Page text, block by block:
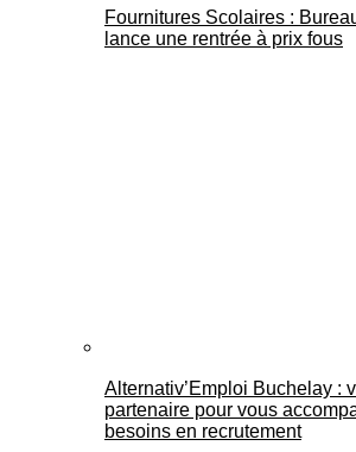
Fournitures Scolaires :
lance une rentrée à prix fous
Alternativ’Emploi Buchelay :
partenaire pour vous
besoins en recrutement